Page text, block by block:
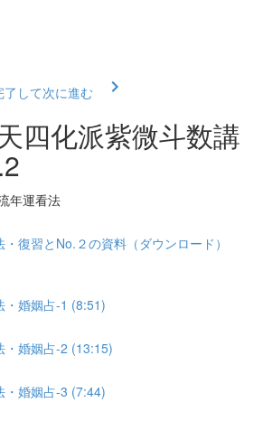
了して次に進む
四化派紫微斗数講
年運看法
復習とNo.２の資料（ダウンロード）
・婚姻占-1 (8:51)
・婚姻占-2 (13:15)
・婚姻占-3 (7:44)